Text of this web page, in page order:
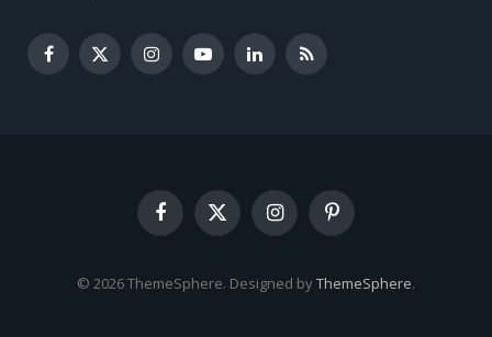
Facebook
X
InstagramYouTubeLinkedInRSS
Facebook
X
(Twitter)
InstagramPinterest
© 2026 ThemeSphere. Designed byThemeSphere.